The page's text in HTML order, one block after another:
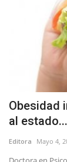
Tribunales
Deporte
Política
Espectáculos
Obesidad
al estado...
Editora Mayo 4,